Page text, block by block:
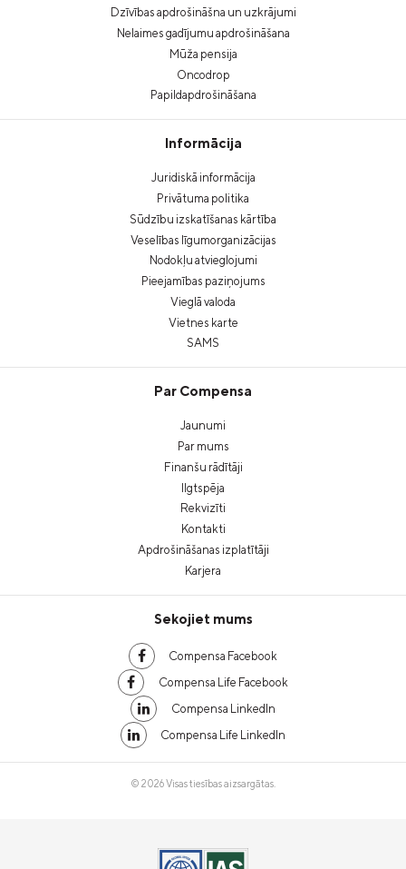
Dzīvības apdrošināšna un uzkrājumi
Nelaimes gadījumu apdrošināšana
Mūža pensija
Oncodrop
Papildapdrošināšana
Informācija
Juridiskā informācija
Privātuma politika
Sūdzību izskatīšanas kārtība
Veselības līgumorganizācijas
Nodokļu atvieglojumi
Pieejamības paziņojums
Vieglā valoda
Vietnes karte
SAMS
Par Compensa
Jaunumi
Par mums
Finanšu rādītāji
Ilgtspēja
Rekvizīti
Kontakti
Apdrošināšanas izplatītāji
Karjera
Sekojiet mums
Compensa Facebook
Compensa Life Facebook
Compensa LinkedIn
Compensa Life LinkedIn
© 2026 Visas tiesības aizsargātas.